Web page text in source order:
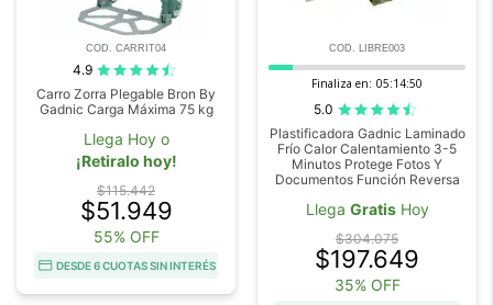
COD. CARRIT04
4.9
Carro Zorra Plegable Bron By
Gadnic Carga Máxima 75 kg
Llega Hoy o
¡Retiralo hoy!
$115.442
$51.949
55% OFF
DESDE 6 CUOTAS SIN INTERÉS
COD. LIBRE003
Finaliza en: 05:14:48
5.0
Plastificadora Gadnic Laminado
Frío Calor Calentamiento 3-5
Minutos Protege Fotos Y
Documentos Función Reversa
Llega GratisHoy
$304.075
$197.649
35% OFF